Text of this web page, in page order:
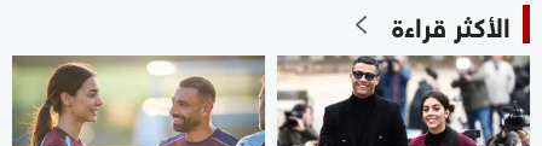
الأكثر قراءة